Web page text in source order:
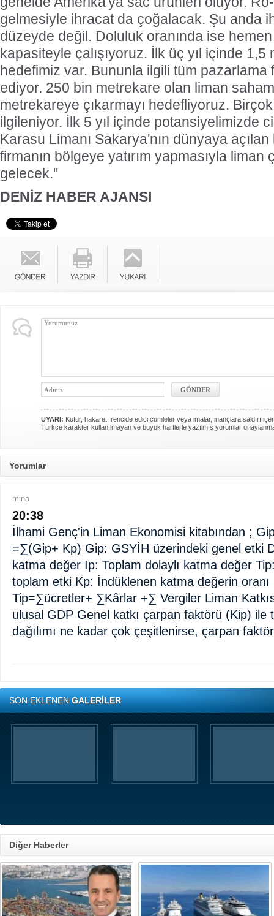
gelmesiyle ihracat da çoğalacak. Şu anda
düzeyde değil. Doluluk oranında ise
kapasiteyle çalışıyoruz. İlk üç yıl içinde 1,5
hedefimiz var. Bununla ilgili tüm pazarlama
ediyor. 250 bin metrekare olan liman
metrekareye çıkarmayı hedefliyoruz. Birçok
ilgileniyor. İlk 5 yıl içinde potansiyelimizde
Karasu Limanı Sakarya'nın dünyaya açılan
firmanın bölgeye yatırım yapmasıyla
gelecek."
DENİZ HABER AJANSI
UYARI: Küfür, hakaret, rencide edici cümleler veya imalar, inançlara saldırı
Türkçe karakter kullanılmayan ve büyük harflerle yazılmış yorumlar
Yorumlar
mina
20:38
İlhami Genç'in Liman Ekonomisi kitabından ;
=∑(Gip+ Kp) Gip: GSYİH üzerindeki genel etki
katma değer Ip: Toplam dolaylı katma değer
toplam etki Kp: İndüklenen katma değerin oranı
Tip=∑ücretler+ ∑Kârlar +∑ Vergiler Liman
ulusal GDP Genel katkı çarpan faktörü (Kip) ile
dağılımı ne kadar çok çeşitlenirse, çarpan
SON EKLENENGALERİLER
Diğer Haberler